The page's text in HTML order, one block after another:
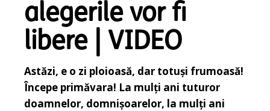
alegerile vor fi
libere | VIDEO
Astăzi, e o zi ploioasă, dar totuși frumoasă!
Începe primăvara! La mulți ani tuturor
doamnelor, domnișoarelor, la mulți ani